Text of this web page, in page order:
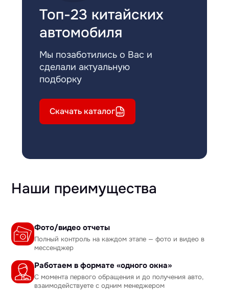
Топ-23 китайских
автомобиля
Мы позаботились о Вас и
сделали актуальную
подборку
Скачать каталог
Наши преимущества
Фото/видео отчеты
Полный контроль на каждом этапе — фото и видео в
мессенджер
Работаем в формате «одного окна»
С момента первого обращения и до получения авто,
взаимодействуете с одним менеджером